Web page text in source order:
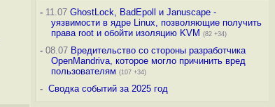
-11.07 GhostLock, BadEpoll и Januscape -
уязвимости в ядре Linux, позволяющие получить
права root и обойти изоляцию KVM (82 +34)
-08.07 Вредительство со стороны разработчика
OpenMandriva, которое могло причинить вред
пользователям (107 +34)
- Сводка событий за 2025 год